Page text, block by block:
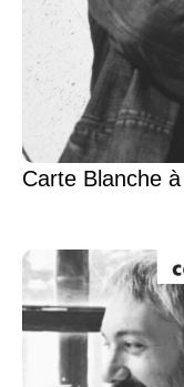
Carte Blanche